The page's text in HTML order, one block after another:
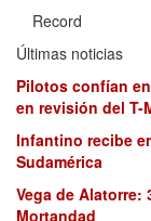
Record
Últimas noticias
Pilotos confían
en revisión del T-
Infantino recibe
Sudamérica
Vega de Alatorre:
Mortandad